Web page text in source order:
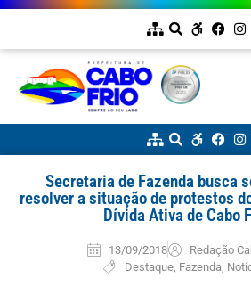
Secretaria de Fazenda busca
resolver a situação de protestos
Dívida Ativa de Cabo
13/09/2018
Redação
Destaque, Fazenda